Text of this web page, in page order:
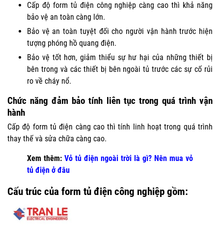
Cấp độ form tủ điện công nghiệp càng cao thì khả năng
bảo vệ an toàn càng lớn.
Bảo vệ an toàn tuyệt đối cho người vận hành trước hiện
tượng phóng hồ quang điện.
Bảo vệ tốt hơn, giảm thiểu sự hư hại của những thiết bị
bên trong và các thiết bị bên ngoài tủ trước các sự cố rủi
ro về cháy nổ.
Chức năng đảm bảo tính liên tục trong quá trình vận
hành
Cấp độ form tủ điện càng cao thì tính linh hoạt trong quá trình
thay thế và sửa chữa càng cao.
Xem thêm: Vỏ tủ điện ngoài trời là gì? Nên mua vỏ
tủ điện ở đâu
Cấu trúc của form tủ điện công nghiệp gồm: